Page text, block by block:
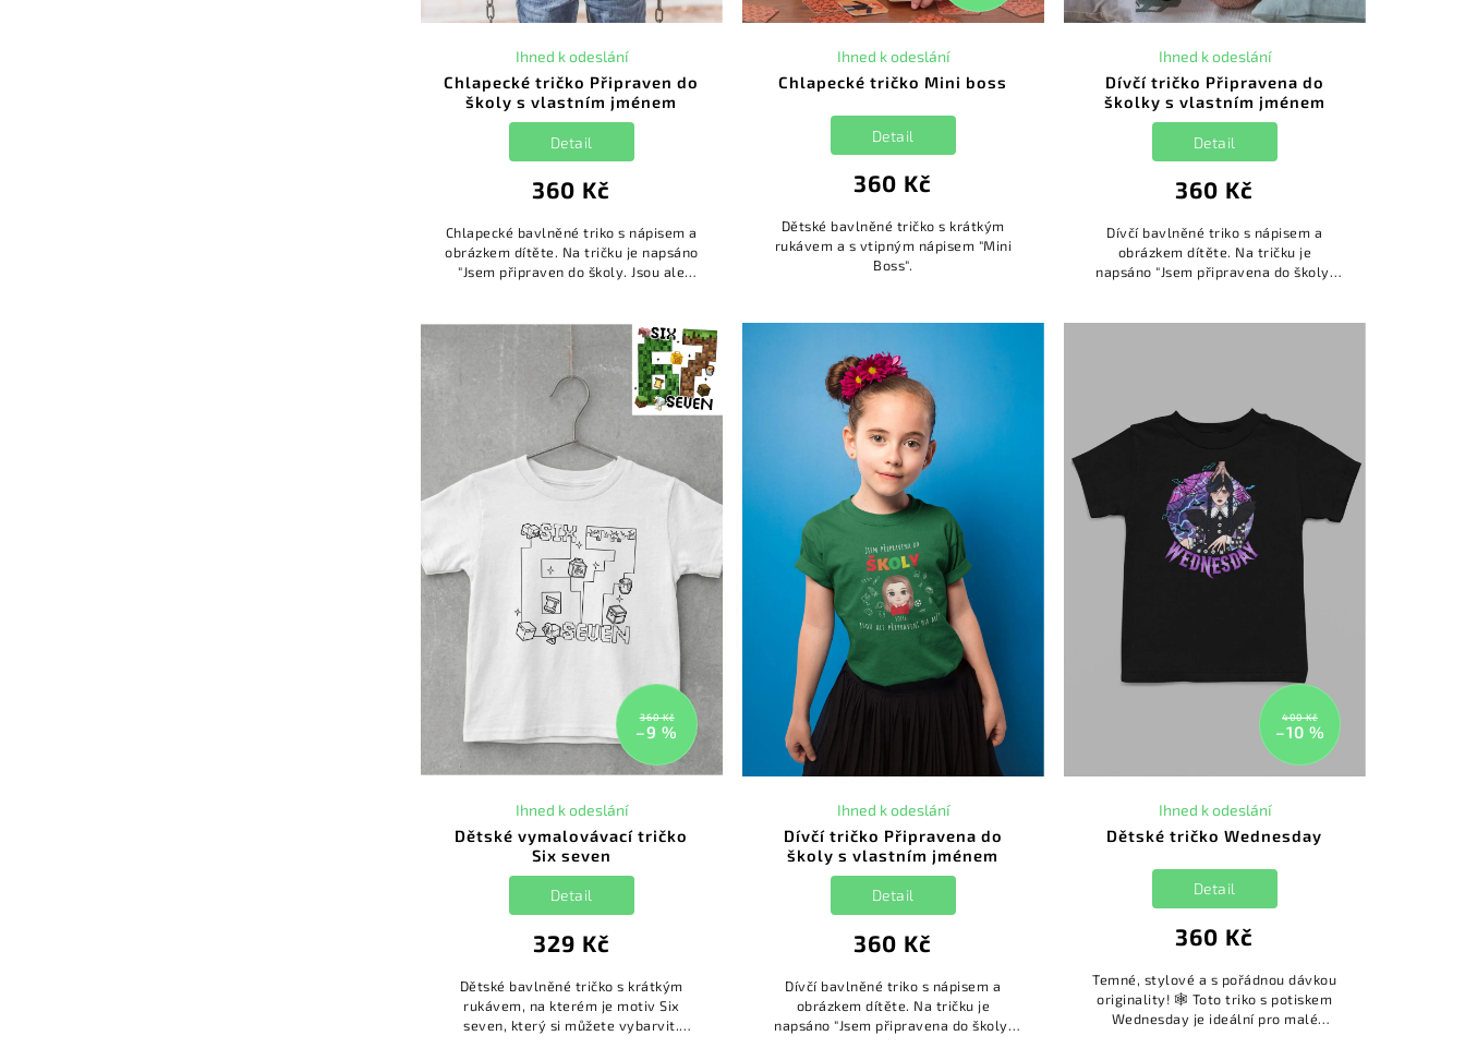
Chlapecké tričko Připraven do
školy s vlastním jménem
Ihned k odeslání
360 Kč
Detail
Chlapecké bavlněné triko s nápisem a
obrázkem dítěte. Na tričku je napsáno
"Jsem připraven do školy. Jsou ale
Chlapecké tričko Mini boss
Ihned k odeslání
360 Kč
Detail
Dětské bavlněné tričko s krátkým
rukávem a s vtipným nápisem "Mini
Boss".
Dívčí tričko Připravena do
školky s vlastním jménem
Ihned k odeslání
360 Kč
Detail
Dívčí bavlněné triko s nápisem a
obrázkem dítěte. Na tričku je
napsáno "Jsem připravena do školy.
360 Kč
–9 %
Dětské vymalovávací tričko
Six seven
Ihned k odeslání
329 Kč
Detail
Dětské bavlněné tričko s krátkým
rukávem, na kterém je motiv Six
seven, který si můžete vybarvit.
Dívčí tričko Připravena do
školy s vlastním jménem
Ihned k odeslání
360 Kč
Detail
Dívčí bavlněné triko s nápisem a
obrázkem dítěte. Na tričku je
napsáno "Jsem připravena do školy.
400 Kč
–10 %
Dětské tričko Wednesday
Ihned k odeslání
360 Kč
Detail
Temné, stylové a s pořádnou dávkou
originality! 🕸️ Toto triko s potiskem
Wednesday je ideální pro malé